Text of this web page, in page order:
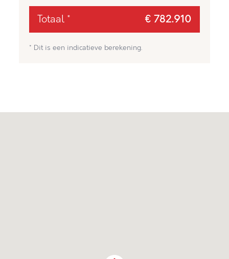
Totaal *
€ 782.910
* Dit is een indicatieve berekening.